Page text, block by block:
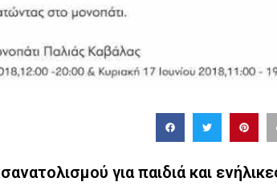
για παιδιά και